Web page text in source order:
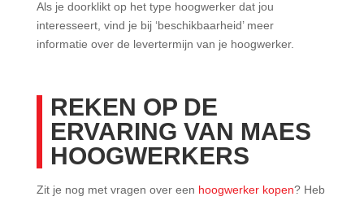
Als je doorklikt op het type hoogwerker dat jou
interesseert, vind je bij ‘beschikbaarheid’ meer
informatie over de levertermijn van je hoogwerker.
REKEN OP DE
ERVARING VAN MAES
HOOGWERKERS
Zit je nog met vragen over een hoogwerker kopen? Heb